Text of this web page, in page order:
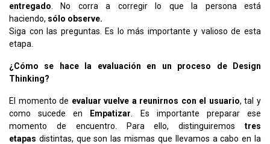
entregado . No corra a corregir lo que la persona está
haciendo, sólo observe.
Siga con las preguntas. Es lo más importante y valioso de esta
etapa.
¿Cómo se hace la evaluación en un proceso de Design
Thinking?
El momento de evaluar vuelve a reunirnos con el usuario, tal y
como sucede en Empatizar . Es importante preparar ese
momento de encuentro. Para ello, distinguiremos tres
etapas distintas, que son las mismas que llevamos a cabo en la